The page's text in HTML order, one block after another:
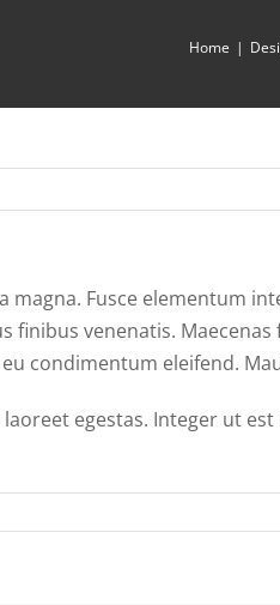
Home
Fusce elementum
venenatis.
condimentum eleifend.
egestas. Integer ut